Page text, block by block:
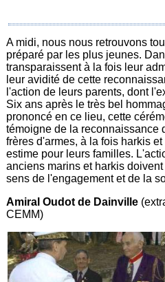
A midi, nous nous retrouvons
préparé par les plus jeunes.
transparaissent à la fois leur
leur avidité de cette
l'action de leurs parents, dont
Six ans après le très bel
prononcé en ce lieu, cette
témoigne de la reconnaissance
frères d'armes, à la fois harkis
estime pour leurs familles.
anciens marins et harkis
sens de l'engagement et de la
Amiral Oudot de Dainville
CEMM)